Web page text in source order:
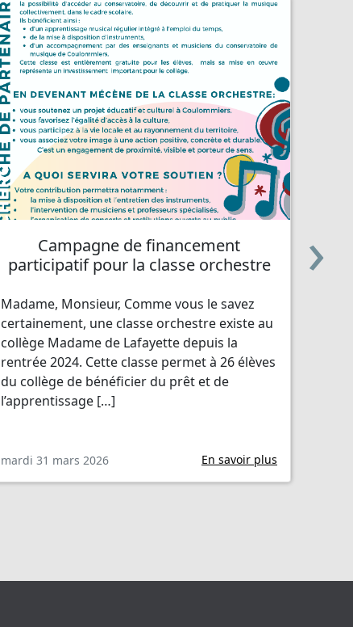
Campagne de financement
participatif pour la classe orchestre
Madame, Monsieur, Comme vous le savez
certainement, une classe orchestre existe au
collège Madame de Lafayette depuis la
rentrée 2024. Cette classe permet à 26 élèves
du collège de bénéficier du prêt et de
l’apprentissage […]
mardi 31 mars 2026 En savoir plus
›